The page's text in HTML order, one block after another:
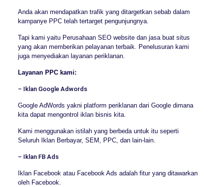
Anda akan mendapatkan trafik yang ditargetkan sebab dalam
kampanye PPC telah tertarget pengunjungnya.
Tapi kami yaitu Perusahaan SEO website dan jasa buat situs
yang akan memberikan pelayanan terbaik. Penelusuran kami
juga menyediakan layanan periklanan.
Layanan PPC kami:
– Iklan Google Adwords
Google AdWords yakni platform periklanan dari Google dimana
kita dapat mengontrol iklan bisnis kita.
Kami menggunakan istilah yang berbeda untuk itu seperti
Seluruh Iklan Berbayar, SEM, PPC, dan lain-lain.
– Iklan FB Ads
Iklan Facebook atau Facebook Ads adalah fitur yang ditawarkan
oleh Facebook.